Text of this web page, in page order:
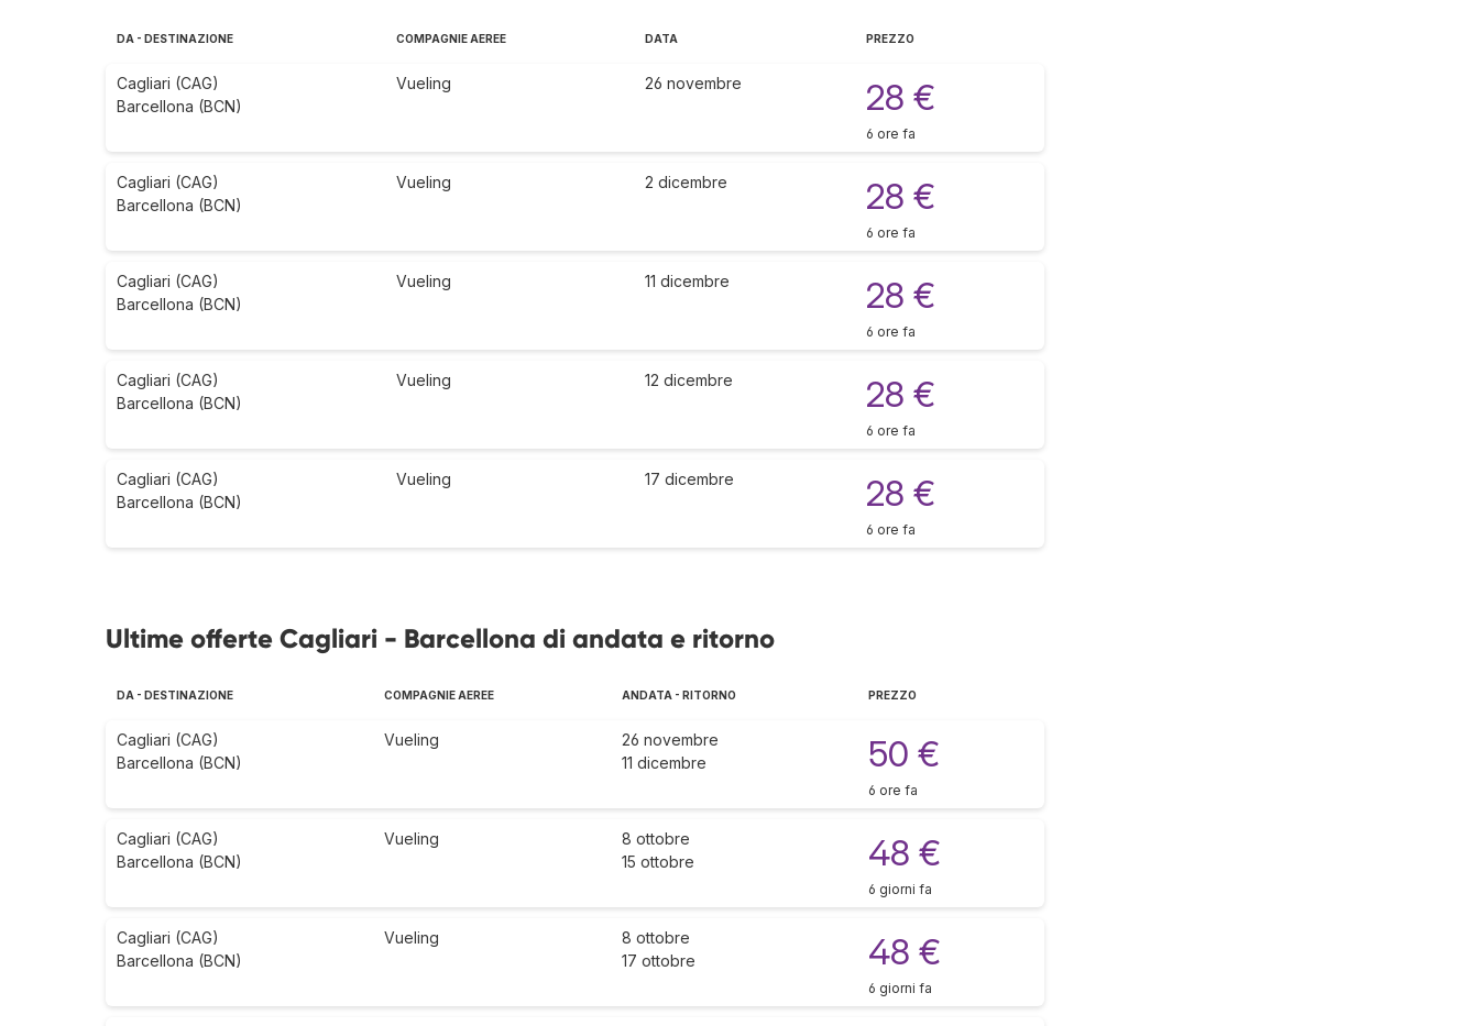
DA - DESTINAZIONE COMPAGNIE AEREE DATA PREZZO
Cagliari (CAG)
Barcellona (BCN)
Vueling 26 novembre 28 €
6 ore fa
Cagliari (CAG)
Barcellona (BCN)
Vueling 2 dicembre 28 €
6 ore fa
Cagliari (CAG)
Barcellona (BCN)
Vueling 11 dicembre 28 €
6 ore fa
Cagliari (CAG)
Barcellona (BCN)
Vueling 12 dicembre 28 €
6 ore fa
Cagliari (CAG)
Barcellona (BCN)
Vueling 17 dicembre 28 €
6 ore fa
Ultime offerte Cagliari - Barcellona di andata e ritorno
DA - DESTINAZIONE COMPAGNIE AEREE ANDATA - RITORNO PREZZO
Cagliari (CAG)
Barcellona (BCN)
Vueling
26 novembre
11 dicembre
50 €
6 ore fa
Cagliari (CAG)
Barcellona (BCN)
Vueling
8 ottobre
15 ottobre
48 €
6 giorni fa
Cagliari (CAG)
Barcellona (BCN)
Vueling
8 ottobre
17 ottobre
48 €
6 giorni fa